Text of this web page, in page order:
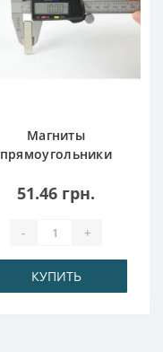
Магниты
прямоугольники
51.46 грн.
- +
КУПИТЬ